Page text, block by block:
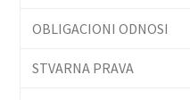
OBLIGACIONI ODNOSI
STVARNA PRAVA